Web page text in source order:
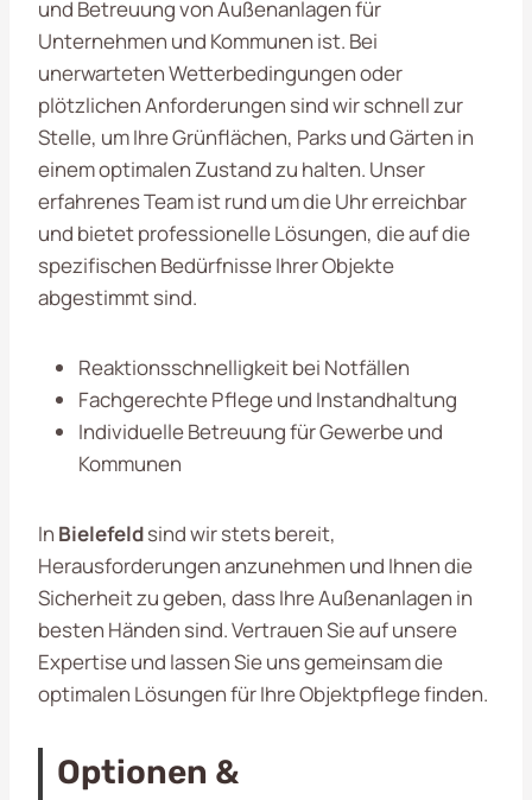
und Betreuung von Außenanlagen für
Unternehmen und Kommunen ist. Bei
unerwarteten Wetterbedingungen oder
plötzlichen Anforderungen sind wir schnell zur
Stelle, um Ihre Grünflächen, Parks und Gärten in
einem optimalen Zustand zu halten. Unser
erfahrenes Team ist rund um die Uhr erreichbar
und bietet professionelle Lösungen, die auf die
spezifischen Bedürfnisse Ihrer Objekte
abgestimmt sind.
Reaktionsschnelligkeit bei Notfällen
Fachgerechte Pflege und Instandhaltung
Individuelle Betreuung für Gewerbe und
Kommunen
In Bielefeldsind wir stets bereit,
Herausforderungen anzunehmen und Ihnen die
Sicherheit zu geben, dass Ihre Außenanlagen in
besten Händen sind. Vertrauen Sie auf unsere
Expertise und lassen Sie uns gemeinsam die
optimalen Lösungen für Ihre Objektpflege finden.
Optionen &